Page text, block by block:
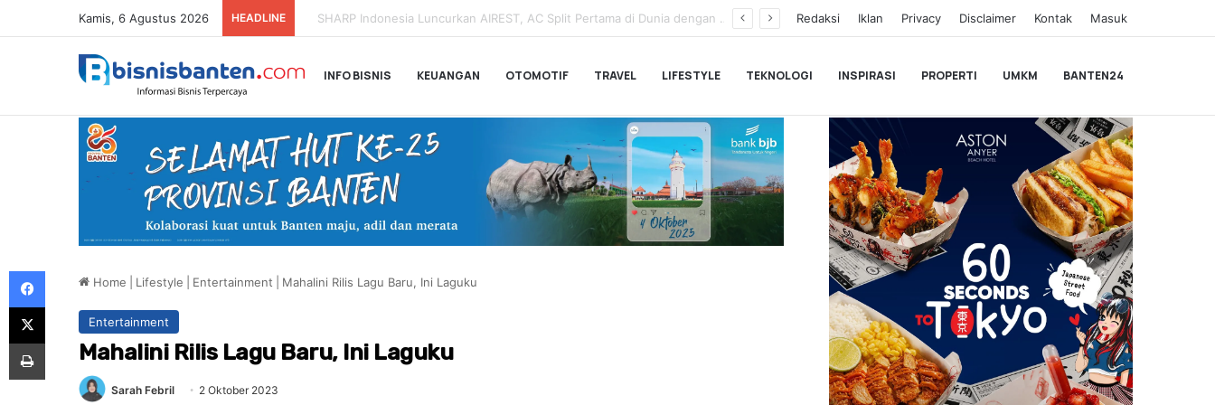
Kamis, 6 Agustus 2026 HEADLINE Honda Resmi Buka Pemesanan Honda Super-ONE di Indonesia Redaksi Iklan Privacy Disclaimer Kontak Masuk
INFO BISNIS KEUANGAN OTOMOTIF TRAVEL LIFESTYLE TEKNOLOGI INSPIRASI PROPERTI UMKM BANTEN24
Home Lifestyle Entertainment Mahalini Rilis Lagu Baru, Ini Laguku
Entertainment
Mahalini Rilis Lagu Baru, Ini Laguku
Sarah Febril 2 Oktober 2023